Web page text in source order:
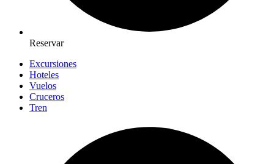
Reservar
Excursiones
Hoteles
Vuelos
Cruceros
Tren